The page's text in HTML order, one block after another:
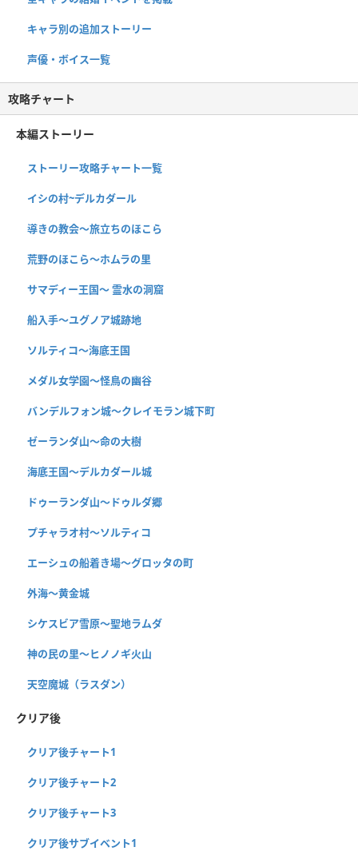
キャラ別の追加ストーリー
声優・ボイス一覧
攻略チャート
本編ストーリー
ストーリー攻略チャート一覧
イシの村~デルカダール
導きの教会〜旅立ちのほこら
荒野のほこら～ホムラの里
サマディー王国〜 霊水の洞窟
船入手〜ユグノア城跡地
ソルティコ〜海底王国
メダル女学園〜怪鳥の幽谷
バンデルフォン城〜クレイモラン城下町
ゼーランダ山〜命の大樹
海底王国〜デルカダール城
ドゥーランダ山～ドゥルダ郷
プチャラオ村〜ソルティコ
エーシュの船着き場〜グロッタの町
外海〜黄金城
シケスビア雪原〜聖地ラムダ
神の民の里〜ヒノノギ火山
天空魔城（ラスダン）
クリア後
クリア後チャート1
クリア後チャート2
クリア後チャート3
クリア後サブイベント1